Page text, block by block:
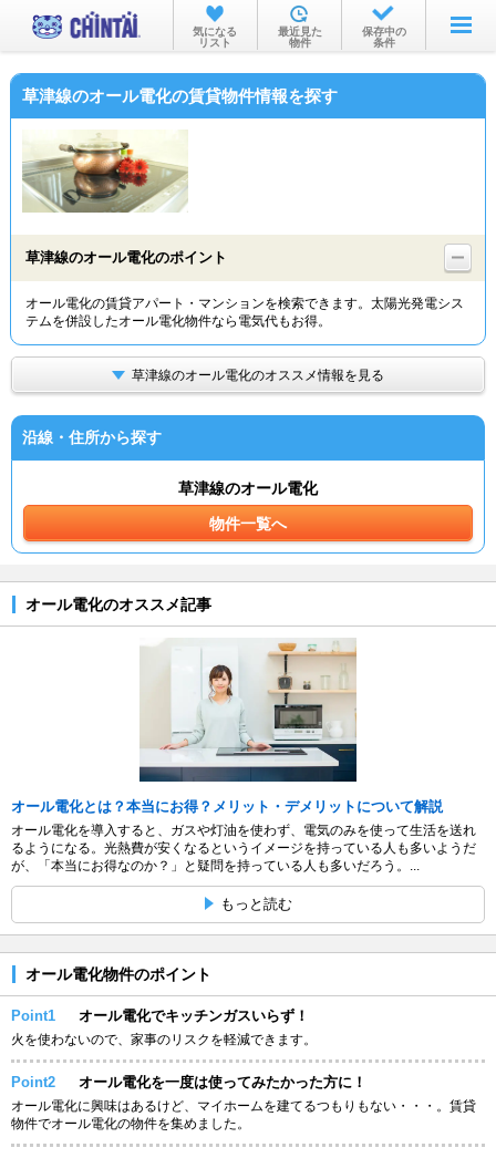
お部屋を探す
沿線・駅から
物件特集から
TOP
気になる
リスト
最近見た
物件
保存中の
条件
草津線のオール電化の賃貸物件情報を探す
草津線のオール電化のポイント
オール電化の賃貸アパート・マンションを検索できます。太陽光発電シス
テムを併設したオール電化物件なら電気代もお得。
草津線のオール電化のオススメ情報を見る
沿線・住所から探す
草津線のオール電化
物件一覧へ
オール電化のオススメ記事
オール電化とは？本当にお得？メリット・デメリットについて解説
オール電化を導入すると、ガスや灯油を使わず、電気のみを使って生活を送れ
るようになる。光熱費が安くなるというイメージを持っている人も多いようだ
が、「本当にお得なのか？」と疑問を持っている人も多いだろう。...
もっと読む
オール電化物件のポイント
Point1 オール電化でキッチンガスいらず！
火を使わないので、家事のリスクを軽減できます。
Point2 オール電化を一度は使ってみたかった方に！
オール電化に興味はあるけど、マイホームを建てるつもりもない・・・。賃貸
物件でオール電化の物件を集めました。